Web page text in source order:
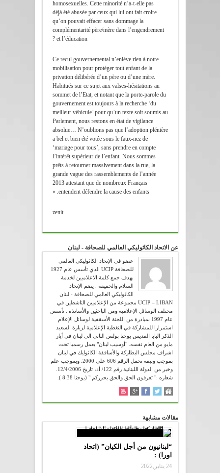
homosexuelles. Cette minorité n’a-t-elle pas
déjà été abusée par ceux qui lui ont fait croire
qu’on pouvait effacer sans dommage la
complémentarité père/mère dans l’engendrement
et l’éducation ?
Ce recul gouvernemental n’enlève rien à notre
mobilisation pour protéger tout enfant de la
privation délibérée d’un père ou d’une mère.
Habitués sur ce sujet aux valses-hésitations au
sommet de l’Etat, et notant que la porte-parole du
gouvernement est toujours à la recherche ‘du
meilleur véhicule’ pour qu’un texte soit soumis au
Parlement, nous restons en état de vigilance
absolue… N’oublions pas que l’adoption plénière
a bel et bien été votée sous le faux-nez de
‘mariage pour tous’, sans prendre en compte
l’intérêt supérieur de l’enfant. Nous sommes
prêts à retourner massivement dans la rue, la
grande vague des rassemblements de l’année
2013 attestant que de nombreux Français
entendent défendre la cause des enfants. »
zenit
عن الاتحاد الكاثوليكي العالمي للصحافة - لبنان
عضو في الإتحاد الكاثوليكي العالمي
للصحافة UCIP الذي تأسس عام 1927
بهدف جمع كلمة الاعلاميين لخدمة
السلام والحقيقة . يضم الإتحاد
الكاثوليكي العالمي للصحافة - لبنان
UCIP – LIBAN مجموعة من الإعلاميين الناشطين في
مختلف الوسائل الإعلامية ومن الباحثين والأساتذة . تأسس
عام 1997 بمبادرة من اللجنة الأسقفية لوسائل الإعلام
استمرارا للمشاركة في التغطية الإعلامية لزيارة السعيد
الذكر البابا القديس يوحنا بولس الثاني الى لبنان في أيار
مايو من العام نفسه. "أوسيب لبنان" يعمل رسميا تحت
اشراف مجلس البطاركة والأساقفة الكاثوليك في لبنان
بموجب وثيقة تحمل الرقم 606 على 2000. وبموجب علم
شعاره :" تعرفون الحق والحق يحرركم " (يوحنا 8:38 ).
مقالات مشابهة
“لبنانيون من أجل الكيان” (اتحاد
اورا) :
24 يناير,2022